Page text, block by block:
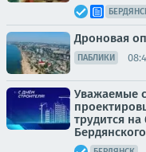
Дроновая
ПАБЛИКИ
Уважаемые
трудится